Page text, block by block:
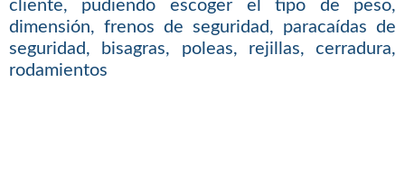
cliente, pudiendo escoger el tipo de peso,
dimensión, frenos de seguridad, paracaídas de
seguridad, bisagras, poleas, rejillas, cerradura,
rodamientos